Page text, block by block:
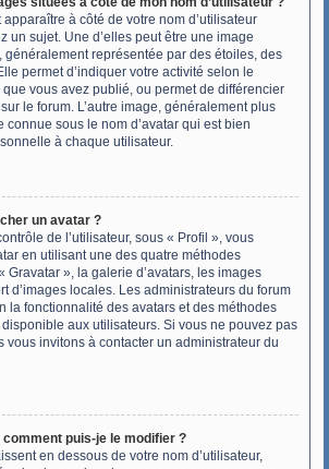
à côté de votre nom d’utilisateur
un sujet. Une d’elles peut être une image
généralement représentée par des étoiles, des
permet d’indiquer votre activité selon le
vous avez publié, ou permet de différencier
le forum. L’autre image, généralement plus
connue sous le nom d’avatar qui est bien
à chaque utilisateur.
un avatar ?
de l’utilisateur, sous « Profil », vous
en utilisant une des quatre méthodes
Gravatar », la galerie d’avatars, les images
d’images locales. Les administrateurs du forum
la fonctionnalité des avatars et des méthodes
aux utilisateurs. Si vous ne pouvez pas
vous invitons à contacter un administrateur du
puis-je le modifier ?
en dessous de votre nom d’utilisateur,